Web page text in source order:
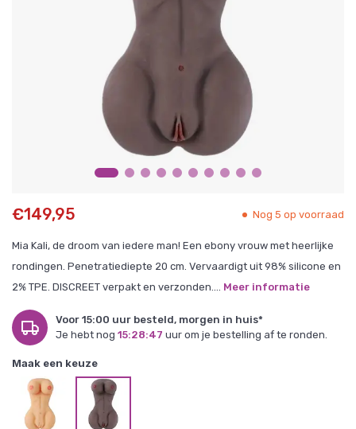
€149,95 Nog 5 op voorraad
Mia Kali, de droom van iedere man! Een ebony vrouw met heerlijke
rondingen. Penetratiediepte 20 cm. Vervaardigt uit 98% silicone en
2% TPE. DISCREET verpakt en verzonden.... Meer informatie
Voor 15:00 uur besteld, morgen in huis*
Je hebt nog 15:28:47 uur om je bestelling af te ronden.
Maak een keuze